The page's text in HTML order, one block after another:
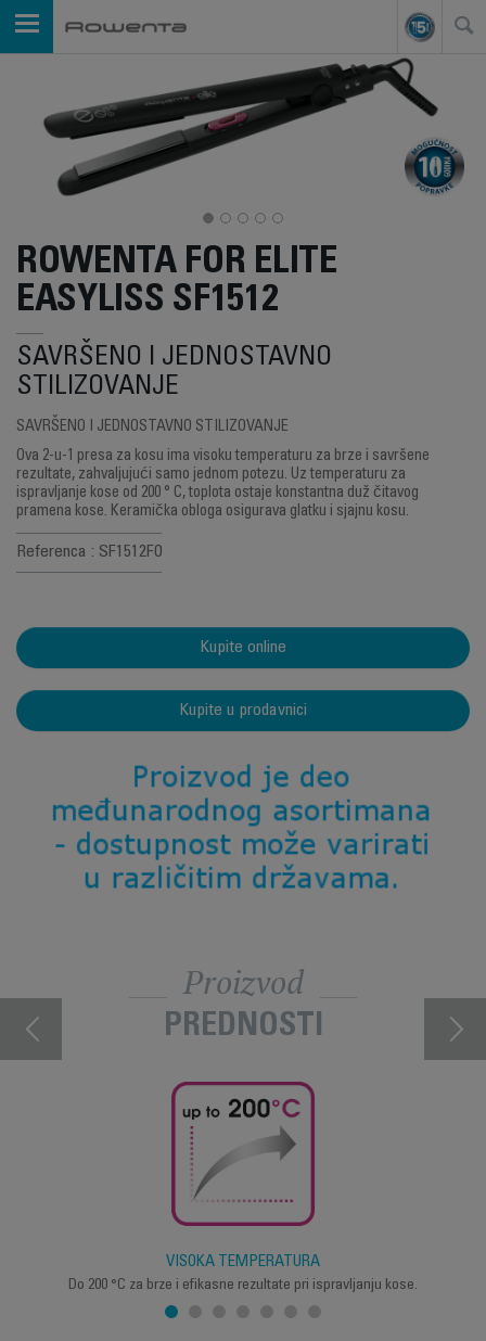
ROWENTA FOR ELITE
EASYLISS SF1512
SAVRŠENO I JEDNOSTAVNO
STILIZOVANJE
SAVRŠENO I JEDNOSTAVNO STILIZOVANJE
Ova 2-u-1 presa za kosu ima visoku temperaturu za brze i savršene
rezultate, zahvaljujući samo jednom potezu. Uz temperaturu za
ispravljanje kose od 200 ° C, toplota ostaje konstantna duž čitavog
pramena kose. Keramička obloga osigurava glatku i sjajnu kosu.
Referenca : SF1512F0
Kupite online
Kupite u prodavnici
Proizvod
PREDNOSTI
VISOKA TEMPERATURA
Do 200 °C za brze i efikasne rezultate pri ispravljanju kose.